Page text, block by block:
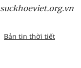
suckhoeviet.org.vn
Bản tin thời tiết